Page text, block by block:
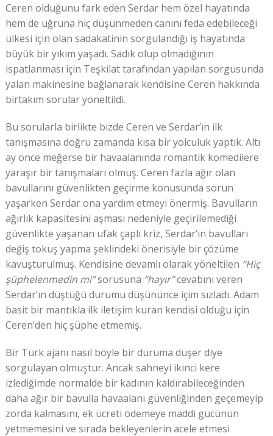
Ceren olduğunu fark eden Serdar hem özel hayatında
hem de uğruna hiç düşünmeden canını feda edebileceği
ülkesi için olan sadakatinin sorgulandığı iş hayatında
büyük bir yıkım yaşadı. Sadık olup olmadığının
ispatlanması için Teşkilat tarafından yapılan sorgusunda
yalan makinesine bağlanarak kendisine Ceren hakkında
birtakım sorular yöneltildi.
Bu sorularla birlikte bizde Ceren ve Serdar’ın ilk
tanışmasına doğru zamanda kısa bir yolculuk yaptık. Altı
ay önce meğerse bir havaalanında romantik komedilere
yaraşır bir tanışmaları olmuş. Ceren fazla ağır olan
bavullarını güvenlikten geçirme konusunda sorun
yaşarken Serdar ona yardım etmeyi önermiş. Bavulların
ağırlık kapasitesini aşması nedeniyle geçirilemediği
güvenlikte yaşanan ufak çaplı kriz, Serdar’ın bavulları
değiş tokuş yapma şeklindeki önerisiyle bir çözüme
kavuşturulmuş. Kendisine devamlı olarak yöneltilen “Hiç
şüphelenmedin mi”sorusuna “hayır”cevabını veren
Serdar’ın düştüğü durumu düşününce içim sızladı. Adam
basit bir mantıkla ilk iletişim kuran kendisi olduğu için
Ceren’den hiç şüphe etmemiş.
Bir Türk ajanı nasıl böyle bir duruma düşer diye
sorgulayan olmuştur. Ancak sahneyi ikinci kere
izlediğimde normalde bir kadının kaldırabileceğinden
daha ağır bir bavulla havaalanı güvenliğinden geçemeyip
zorda kalmasını, ek ücreti ödemeye maddi gücünün
yetmemesini ve sırada bekleyenlerin acele etmesi